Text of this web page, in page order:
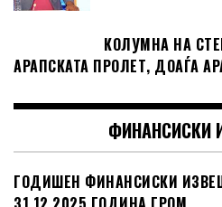
КОЛУМНА НА
АРАПСКАТА ПРОЛЕТ, ДОАЃА
ФИНАНСИСКИ
ГОДИШЕН ФИНАНСИСКИ